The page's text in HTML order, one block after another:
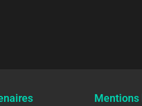
Mentions